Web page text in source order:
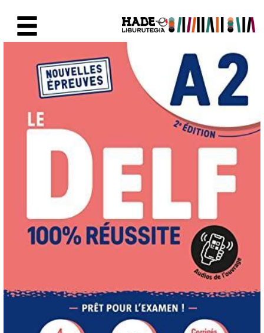
New Books Card - Liburutegia